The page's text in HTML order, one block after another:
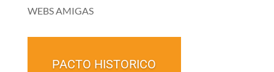
WEBS AMIGAS
PACTO HISTORICO